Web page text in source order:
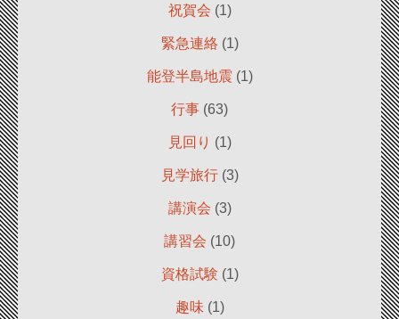
祝賀会 (1)
緊急連絡 (1)
能登半島地震 (1)
行事 (63)
見回り (1)
見学旅行(3)
講演会 (3)
講習会 (10)
資格試験 (1)
趣味 (1)